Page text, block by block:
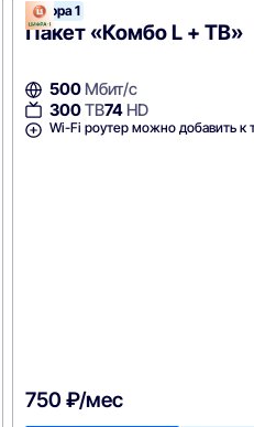
ОнЛайм
Цифра 1
Пакет «Комбо L + ТВ»
500 Мбит/с
300ТВ74 HD
Wi-Fi роутер можно добавить к
750 ₽/мес